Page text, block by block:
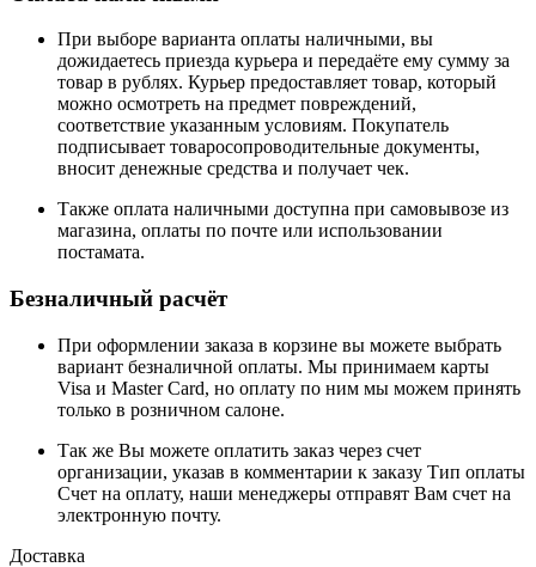
При выборе варианта оплаты наличными, вы
дожидаетесь приезда курьера и передаёте ему сумму за
товар в рублях. Курьер предоставляет товар, который
можно осмотреть на предмет повреждений,
соответствие указанным условиям. Покупатель
подписывает товаросопроводительные документы,
вносит денежные средства и получает чек.
Также оплата наличными доступна при самовывозе из
магазина, оплаты по почте или использовании
постамата.
Безналичный расчёт
При оформлении заказа в корзине вы можете выбрать
вариант безналичной оплаты. Мы принимаем карты
Visa и Master Card, но оплату по ним мы можем принять
только в розничном салоне.
Так же Вы можете оплатить заказ через счет
организации, указав в комментарии к заказу Тип оплаты
Счет на оплату, наши менеджеры отправят Вам счет на
электронную почту.
Доставка